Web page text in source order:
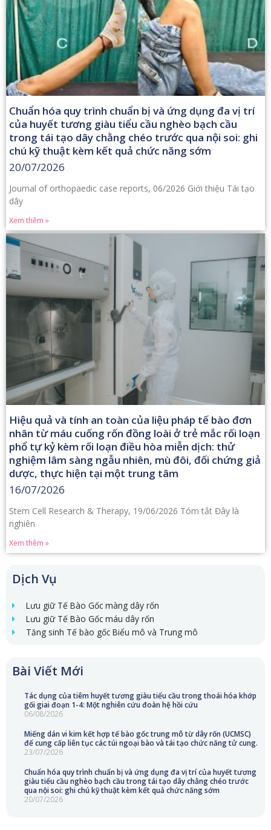
Dịch Vụ
Lưu giữ Tế Bào Gốc màng dây rốn
Lưu giữ Tế Bào Gốc máu dây rốn
Tăng sinh Tế bào gốc Biểu mô và Trung mô
Bài Viết Mới
Tác dụng của tiêm huyết tương giàu tiểu cầu trong thoái hóa khớp
gối giai đoạn 1-4: Một nghiên cứu đoàn hệ hồi cứu
06/08/2026
Miếng dán vi kim kết hợp tế bào gốc trung mô từ dây rốn (UCMSC)
để cung cấp liên tục các túi ngoại bào và tái tạo chức năng tử cung.
23/07/2026
Chuẩn hóa quy trình chuẩn bị và ứng dụng đa vị trí của huyết tương
giàu tiểu cầu nghèo bạch cầu trong tái tạo dây chằng chéo trước
qua nội soi: ghi chú kỹ thuật kèm kết quả chức năng sớm
20/07/2026
Chuẩn hóa quy trình chuẩn bị và ứng dụng đa vị trí
của huyết tương giàu tiểu cầu nghèo bạch cầu
trong tái tạo dây chằng chéo trước qua nội soi: ghi
chú kỹ thuật kèm kết quả chức năng sớm
20/07/2026
Journal of orthopaedic case reports, 06/2026 Giới thiệu Tái tạo
dây
Xem thêm »
Hiệu quả và tính an toàn của liệu pháp tế bào đơn
nhân từ máu cuống rốn đồng loài ở trẻ mắc rối loạn
phổ tự kỷ kèm rối loạn điều hòa miễn dịch: thử
nghiệm lâm sàng ngẫu nhiên, mù đôi, đối chứng giả
dược, thực hiện tại một trung tâm
16/07/2026
Stem Cell Research & Therapy, 19/06/2026 Tóm tắt Đây là
nghiên
Xem thêm »